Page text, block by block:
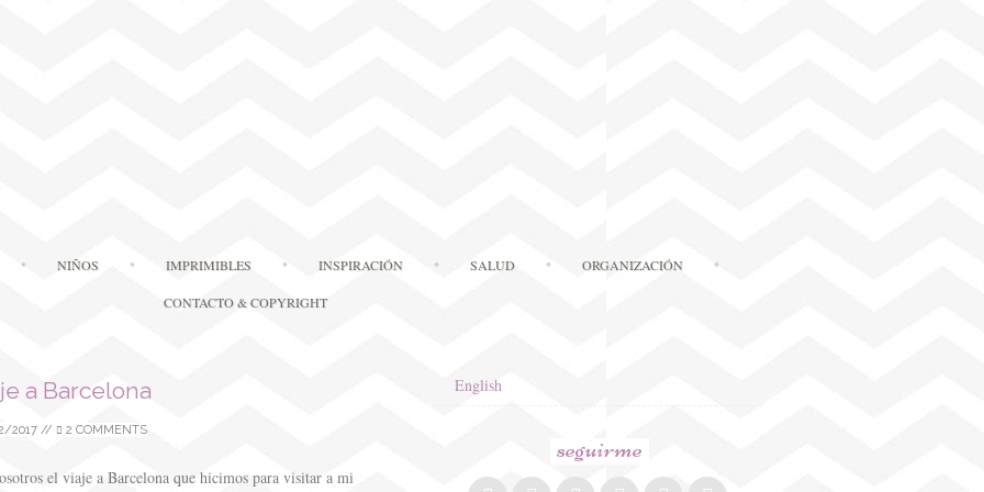
to
content
NIÑOS IMPRIMIBLES INSPIRACIÓN SALUD ORGANIZACIÓN
CONTACTO & COPYRIGHT
a Barcelona
2017 // 2 COMMENTS
el viaje a Barcelona que hicimos para visitar a mi
English
seguirme